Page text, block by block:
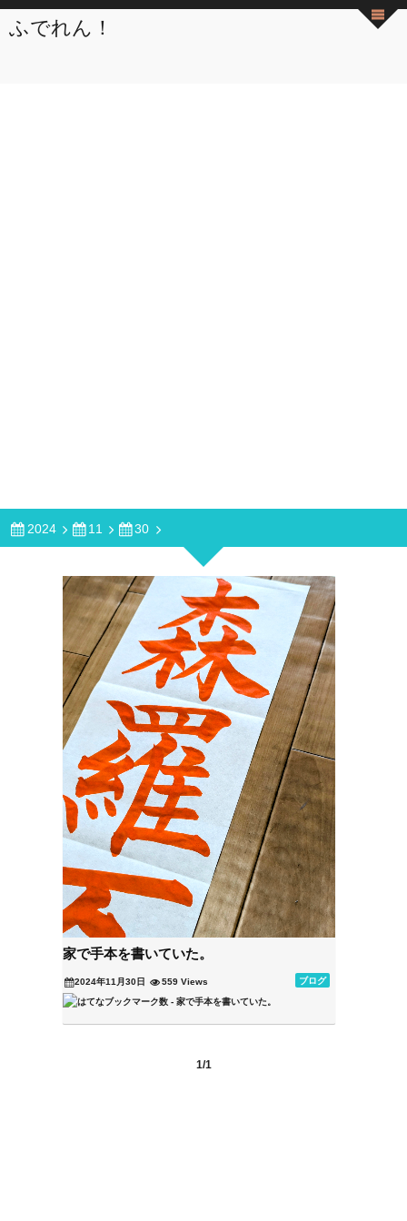
ふでれん！
2024 11 30
家で手本を書いていた。
2024年11月30日 ブログ
559 Views
1/1